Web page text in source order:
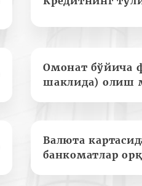
Омонат бўйича
шаклида) олиш
Валюта
банкоматлар